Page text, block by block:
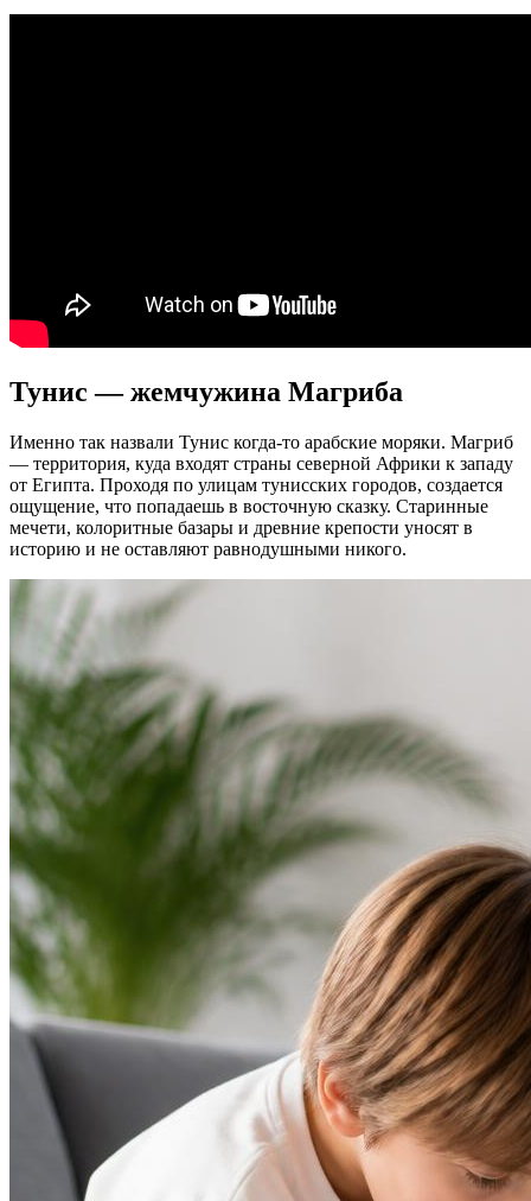
Тунис — жемчужина Магриба
Именно так назвали Тунис когда-то арабские моряки. Магриб
— территория, куда входят страны северной Африки к западу
от Египта. Проходя по улицам тунисских городов, создается
ощущение, что попадаешь в восточную сказку. Старинные
мечети, колоритные базары и древние крепости уносят в
историю и не оставляют равнодушными никого.